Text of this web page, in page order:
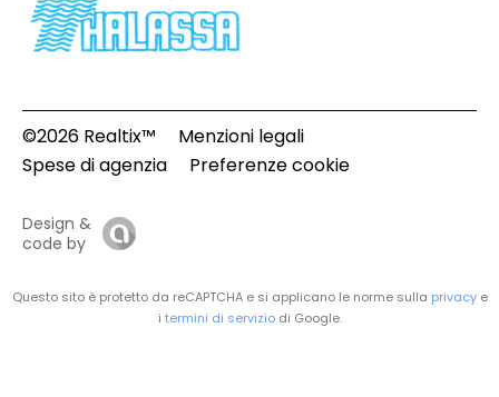
©2026 Realtix™
Menzioni legali
Spese di agenzia
Preferenze cookie
Design &
code by
Questo sito è protetto da reCAPTCHA e si applicano le norme sulla privacye
i termini di serviziodi Google.